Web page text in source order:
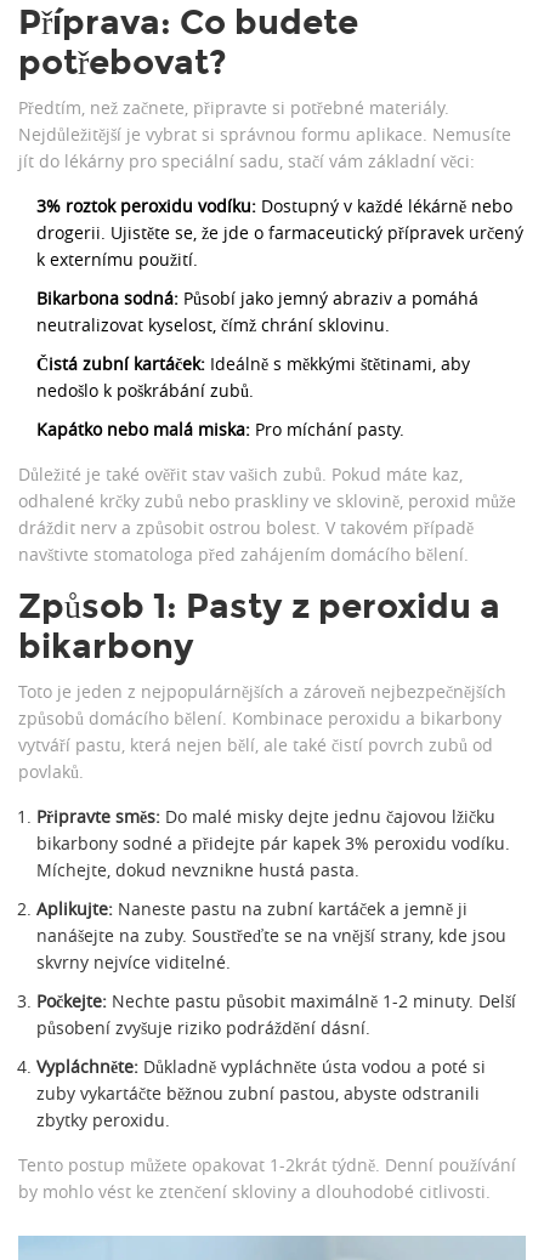
Příprava: Co budete
potřebovat?
Předtím, než začnete, připravte si potřebné materiály.
Nejdůležitější je vybrat si správnou formu aplikace. Nemusíte
jít do lékárny pro speciální sadu, stačí vám základní věci:
3% roztok peroxidu vodíku: Dostupný v každé lékárně nebo
drogerii. Ujistěte se, že jde o farmaceutický přípravek určený
k externímu použití.
Bikarbona sodná: Působí jako jemný abraziv a pomáhá
neutralizovat kyselost, čímž chrání sklovinu.
Čistá zubní kartáček: Ideálně s měkkými štětinami, aby
nedošlo k poškrábání zubů.
Kapátko nebo malá miska: Pro míchání pasty.
Důležité je také ověřit stav vašich zubů. Pokud máte kaz,
odhalené krčky zubů nebo praskliny ve sklovině, peroxid může
dráždit nerv a způsobit ostrou bolest. V takovém případě
navštivte stomatologa před zahájením domácího bělení.
Způsob 1: Pasty z peroxidu a
bikarbony
Toto je jeden z nejpopulárnějších a zároveň nejbezpečnějších
způsobů domácího bělení. Kombinace peroxidu a bikarbony
vytváří pastu, která nejen bělí, ale také čistí povrch zubů od
povlaků.
Připravte směs: Do malé misky dejte jednu čajovou lžičku
bikarbony sodné a přidejte pár kapek 3% peroxidu vodíku.
Míchejte, dokud nevznikne hustá pasta.
Aplikujte: Naneste pastu na zubní kartáček a jemně ji
nanášejte na zuby. Soustřeďte se na vnější strany, kde jsou
skvrny nejvíce viditelné.
Počkejte: Nechte pastu působit maximálně 1-2 minuty. Delší
působení zvyšuje riziko podráždění dásní.
Vypláchněte: Důkladně vypláchněte ústa vodou a poté si
zuby vykartáčte běžnou zubní pastou, abyste odstranili
zbytky peroxidu.
Tento postup můžete opakovat 1-2krát týdně. Denní používání
by mohlo vést ke ztenčení skloviny a dlouhodobé citlivosti.